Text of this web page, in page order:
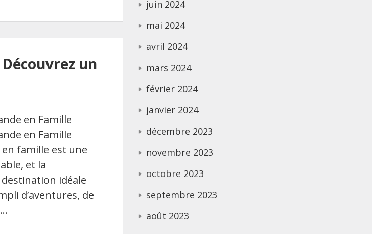
un
en Famille
en Famille
famille est une
et la
idéale
d’aventures, de
juin 2024
mai 2024
avril 2024
mars 2024
février 2024
janvier 2024
décembre 2023
novembre 2023
octobre 2023
septembre 2023
août 2023